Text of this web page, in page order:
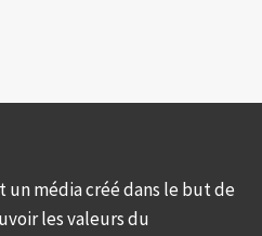
un média créé dans le but de
les valeurs du